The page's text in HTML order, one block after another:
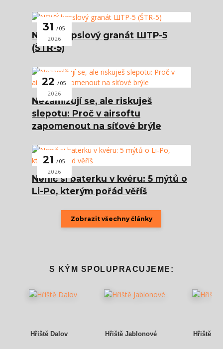
31 05
2026
NOVÝ kapslový granát ШТР-5
(ŠTR-5)
22 05
2026
Nezamlžují se, ale riskuješ
slepotu: Proč v airsoftu
zapomenout na síťové brýle
21 05
2026
Nenič si baterku v kvéru: 5 mýtů o
Li-Po, kterým pořád věříš
Zobrazit všechny články
S KÝM SPOLUPRACUJEME:
Hřiště Dalov Hřiště Jablonové Hřiště